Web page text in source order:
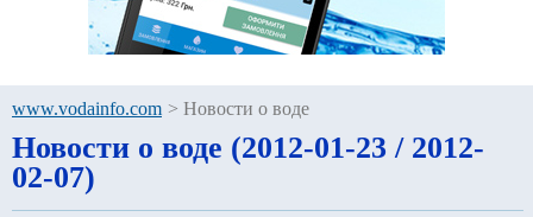
www.vodainfo.com > Новости о воде
Новости о воде (2012-01-23 / 2012-
02-07)